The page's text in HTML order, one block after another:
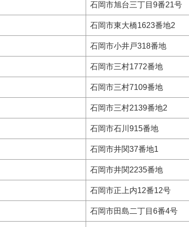
石岡市旭台三丁目9番21号
石岡市東大橋1623番地2
石岡市小井戸318番地
石岡市三村1772番地
石岡市三村7109番地
石岡市三村2139番地2
石岡市石川915番地
石岡市井関37番地1
石岡市井関2235番地
石岡市正上内12番12号
石岡市田島二丁目6番4号